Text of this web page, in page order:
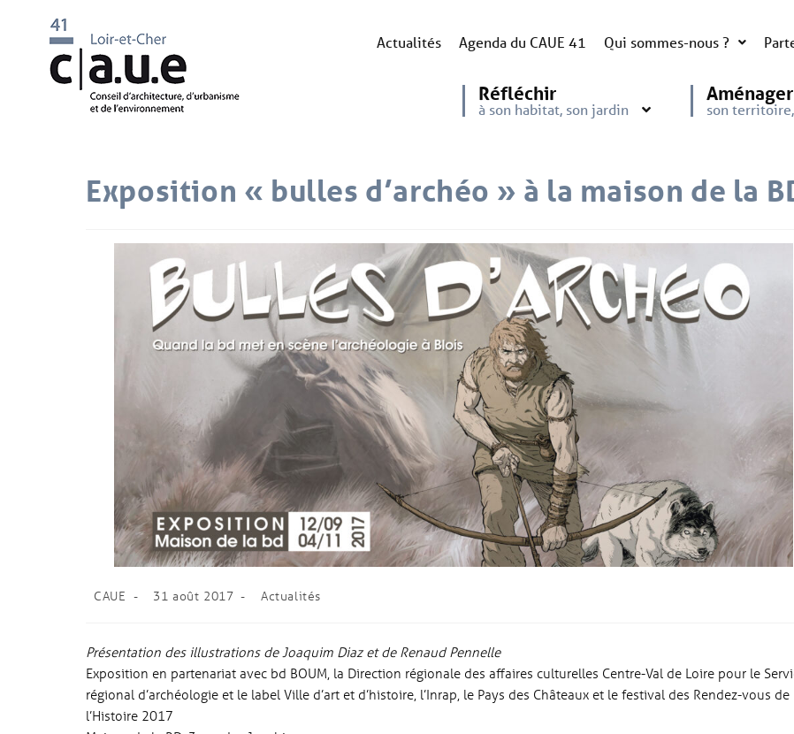
Actualités Agenda du CAUE 41 Qui sommes-nous ?
Réfléchir
à son habitat, son jardin
Aménager
son
Exposition « bulles d’archéo » à la maison de la
CAUE 31 août 2017 Actualités
Présentation des illustrations de Joaquim Diaz et de Renaud Pennelle
Exposition en partenariat avec bd BOUM, la Direction régionale des affaires culturelles Centre-Val de Loire pour le
régional d’archéologie et le label Ville d’art et d’histoire, l’Inrap, le Pays des Châteaux et le festival des Rendez-vous de
l’Histoire 2017